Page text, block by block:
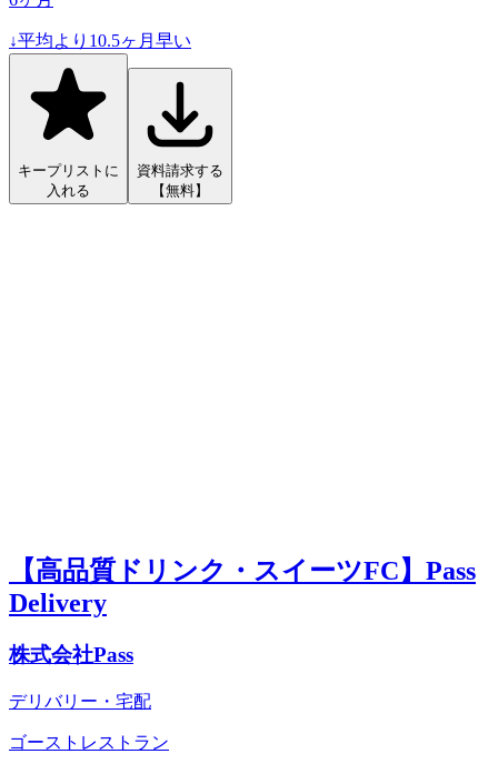
↓平均より 10.5ヶ月早い
キープリストに
入れる
資料請求する
【無料】
【高品質ドリンク・スイーツFC】Pass
Delivery
株式会社Pass
デリバリー・宅配
ゴーストレストラン